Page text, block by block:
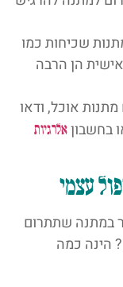
שכיחות כמו
הן הרבה
אוכל, ודאו
בחשבוןאלרגיות
עצמי
במתנה שתתרום
הינה כמה